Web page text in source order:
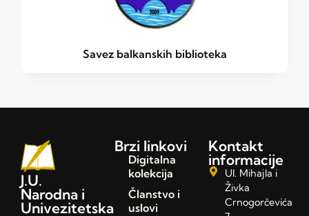
Savez balkanskih biblioteka
J.U.
Narodna i
Univezitetska
Brzi linkovi
Digitalna
kolekcija
Članstvo i
uslovi
Kontakt
informacije
Ul. Mihajla i
Živka
Crnogorčevića